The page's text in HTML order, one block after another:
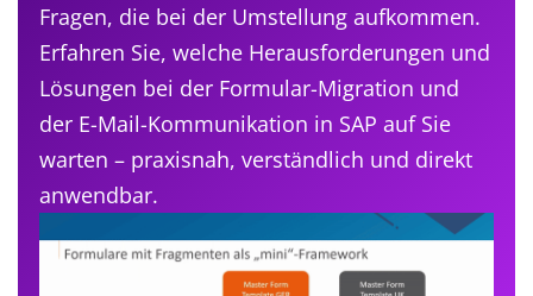
Fragen, die bei der Umstellung aufkommen.
Erfahren Sie, welche Herausforderungen und
Lösungen bei der Formular-Migration und
der E-Mail-Kommunikation in SAP auf Sie
warten – praxisnah, verständlich und direkt
anwendbar.